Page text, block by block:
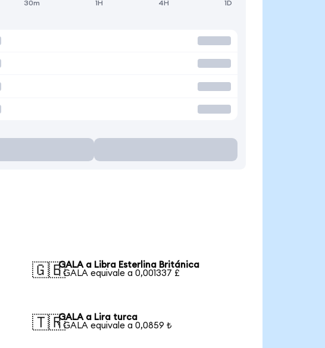
30m 1H 4H 1D
🇬🇧GALA a Libra Esterlina Británica
1 GALA equivale a 0,001337 £
🇹🇷GALA a Lira turca
1 GALA equivale a 0,0859 ₺